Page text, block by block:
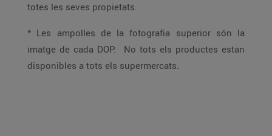
totes les seves propietats.
* Les ampolles de la fotografia superior són la
imatge de cada DOP. No tots els productes estan
disponibles a tots els supermercats.